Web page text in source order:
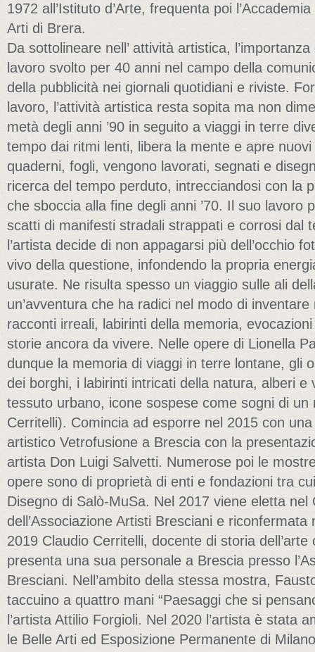
1972 all’Istituto d’Arte, frequenta poi
Arti di Brera.
Da sottolineare nell’ attività artistica, l’importanza
lavoro svolto per 40 anni nel campo della
della pubblicità nei giornali quotidiani e riviste.
lavoro, l’attività artistica resta sopita ma non
metà degli anni ’90 in seguito a viaggi in terre
tempo dai ritmi lenti, libera la mente e apre
quaderni, fogli, vengono lavorati, segnati e
ricerca del tempo perduto, intrecciandosi con la
che sboccia alla fine degli anni ’70. Il suo lavoro
scatti di manifesti stradali strappati e corrosi dal
l’artista decide di non appagarsi più dell’occhio
vivo della questione, infondendo la propria
usurate. Ne risulta spesso un viaggio sulle ali
un’avventura che ha radici nel modo di
racconti irreali, labirinti della memoria,
storie ancora da vivere. Nelle opere di Lionella
dunque la memoria di viaggi in terre lontane, gli
dei borghi, i labirinti intricati della natura, alberi e
tessuto urbano, icone sospese come sogni di un
Cerritelli). Comincia ad esporre nel 2015 con
artistico Vetrofusione a Brescia con la
artista Don Luigi Salvetti. Numerose poi le
opere sono di proprietà di enti e fondazioni tra
Disegno di Salò-MuSa. Nel 2017 viene eletta nel
dell’Associazione Artisti Bresciani e
2019 Claudio Cerritelli, docente di storia
presenta una sua personale a Brescia presso
Bresciani. Nell’ambito della stessa mostra,
taccuino a quattro mani “Paesaggi che si
l’artista Attilio Forgioli. Nel 2020 l’artista è stata
le Belle Arti ed Esposizione Permanente di